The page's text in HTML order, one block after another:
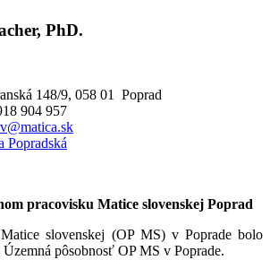
PhD.
148/9, 058 01 Poprad
957
Popradská
pracovisku Matice slovenskej Poprad
slovenskej (OP MS) v Poprade bolo
pôsobnosť OP MS v Poprade.